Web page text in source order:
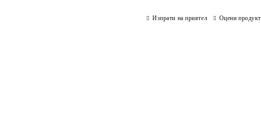
Изпрати на приятел Оцени